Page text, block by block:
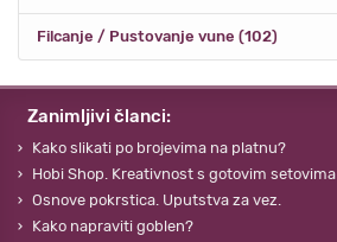
Filcanje / Pustovanje vune (102)
Zanimljivi članci:
Kako slikati po brojevima na platnu?
Hobi Shop. Kreativnost s gotovim setovima
Osnove pokrstica. Uputstva za vez.
Kako napraviti goblen?